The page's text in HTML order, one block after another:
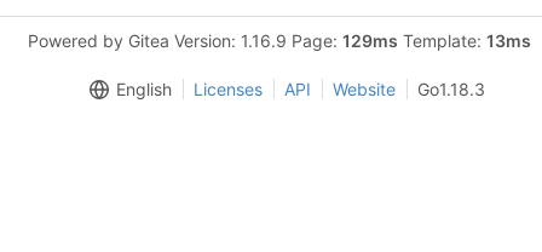
Powered by Gitea Version: 1.16.9 Page: 129ms Template: 13ms
English Licenses API Website Go1.18.3